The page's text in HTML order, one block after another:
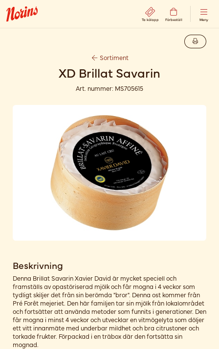
Ta kölapp Förbeställ Meny
Sortiment
XD Brillat Savarin
Art. nummer: MS705615
Beskrivning
Denna Brillat Savarin Xavier David är mycket speciell och
framställs av opastöriserad mjölk och får mogna i 4 veckor som
tydligt skiljer det från sin berömda "bror". Denna ost kommer från
Pré Forêt mejeriet. Den här familjen tar sin mjölk från lokalområdet
och fortsätter att använda metoder som funnits i generationer. Den
får mogna i minst 4 veckor och utvecklar en vitmögelyta som döljer
ett vitt innanmäte med underbar mildhet och bra citrustoner och
torkade frukter. Förpackad i en träbox där den fortsätta sin
mognad.